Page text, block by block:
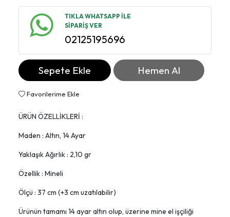
TIKLA WHATSAPP İLE
SİPARİŞ VER
02125195696
Sepete Ekle Hemen Al
Favorilerime Ekle
ÜRÜN ÖZELLİKLERİ :
Maden : Altın, 14 Ayar
Yaklaşık Ağırlık : 2,10 gr
Özellik : Mineli
Ölçü : 37 cm (+3 cm uzatılabilir)
Ürünün tamamı 14 ayar altın olup, üzerine mine el işçiliği